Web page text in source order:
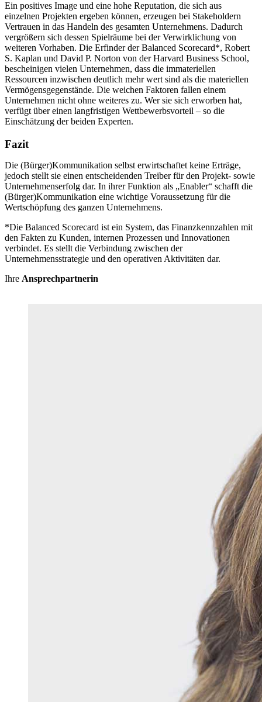
Ein positives Image und eine hohe Reputation, die sich aus
einzelnen Projekten ergeben können, erzeugen bei Stakeholdern
Vertrauen in das Handeln des gesamten Unternehmens. Dadurch
vergrößern sich dessen Spielräume bei der Verwirklichung von
weiteren Vorhaben. Die Erfinder der Balanced Scorecard*, Robert
S. Kaplan und David P. Norton von der Harvard Business School,
bescheinigen vielen Unternehmen, dass die immateriellen
Ressourcen inzwischen deutlich mehr wert sind als die materiellen
Vermögensgegenstände. Die weichen Faktoren fallen einem
Unternehmen nicht ohne weiteres zu. Wer sie sich erworben hat,
verfügt über einen langfristigen Wettbewerbsvorteil – so die
Einschätzung der beiden Experten.
Fazit
Die (Bürger)Kommunikation selbst erwirtschaftet keine Erträge,
jedoch stellt sie einen entscheidenden Treiber für den Projekt- sowie
Unternehmenserfolg dar. In ihrer Funktion als „Enabler“ schafft die
(Bürger)Kommunikation eine wichtige Voraussetzung für die
Wertschöpfung des ganzen Unternehmens.
*Die Balanced Scorecard ist ein System, das Finanzkennzahlen mit
den Fakten zu Kunden, internen Prozessen und Innovationen
verbindet. Es stellt die Verbindung zwischen der
Unternehmensstrategie und den operativen Aktivitäten dar.
Ihre Ansprechpartnerin